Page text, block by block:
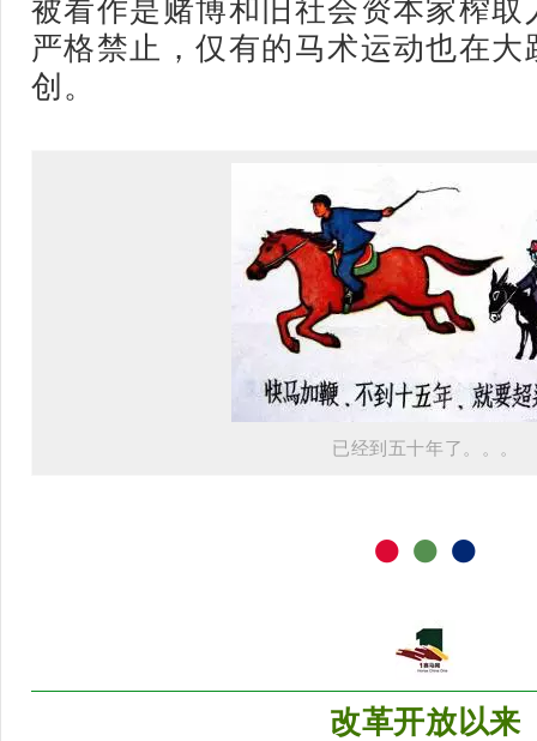
被看作是赌博和旧社会资本家榨
严格禁止，仅有的马术运动也在
创。
已经到五十年了。 。 。
● ● ●
改革开放以来